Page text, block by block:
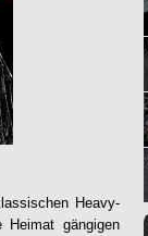
Heavy-
gängigen